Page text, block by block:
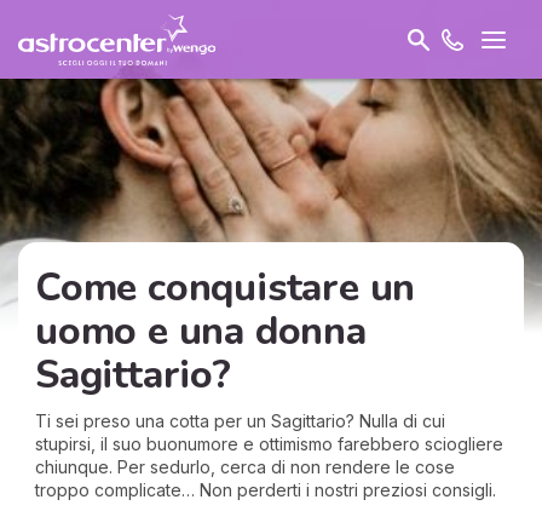
Come conquistare un
uomo e una donna
Sagittario?
Ti sei preso una cotta per un Sagittario? Nulla di cui
stupirsi, il suo buonumore e ottimismo farebbero sciogliere
chiunque. Per sedurlo, cerca di non rendere le cose
troppo complicate… Non perderti i nostri preziosi consigli.